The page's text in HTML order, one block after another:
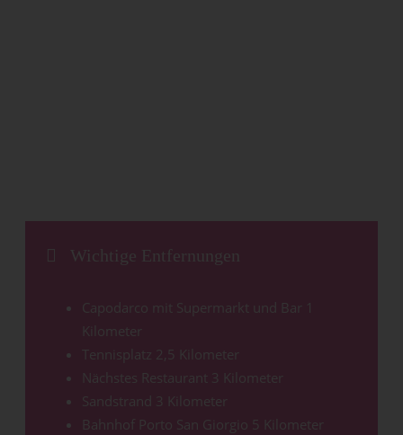
Wichtige Entfernungen
Capodarco mit Supermarkt und Bar 1
Kilometer
Tennisplatz 2,5 Kilometer
Nächstes Restaurant 3 Kilometer
Sandstrand 3 Kilometer
Bahnhof Porto San Giorgio 5 Kilometer